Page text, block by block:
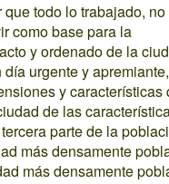
todo lo trabajado, no
como base para la
y ordenado de la
urgente y
y características
de las
parte de la
más densamente
más densamente